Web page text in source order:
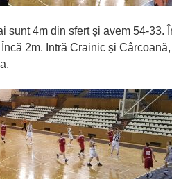
sunt 4m din sfert și avem 54-33.
2m. Intră Crainic și